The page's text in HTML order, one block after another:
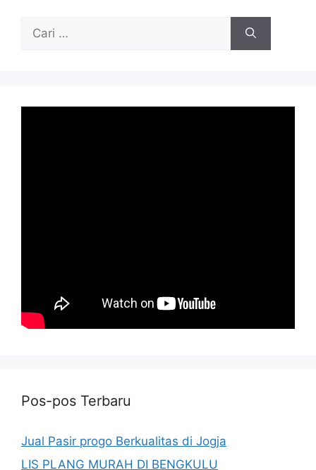
untuk:
Pos-pos Terbaru
Jual Pasir progo Berkualitas di Jogja
LIS PLANG MURAH DI BENGKULU